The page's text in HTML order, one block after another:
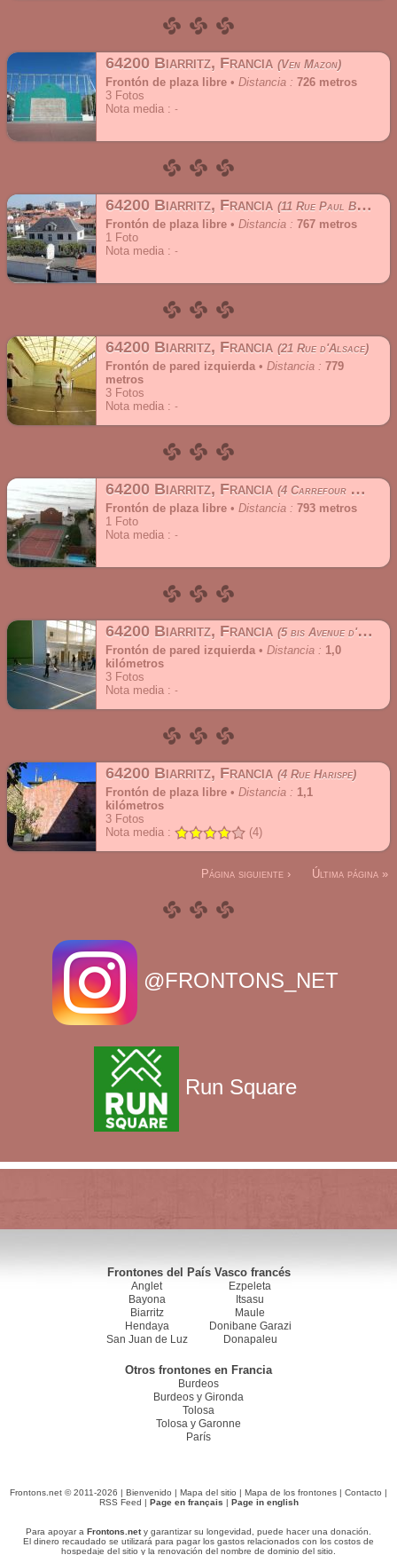
64200 Biarritz, Francia Ven Mazon
Frontón de plaza libre • Distancia : 726 metros
3 Fotos
Nota media :
64200 Biarritz, Francia 11 Rue Paul Bert
Frontón de plaza libre • Distancia : 767 metros
1 Foto
Nota media :
64200 Biarritz, Francia 21 Rue d'Alsace
Frontón de pared izquierda • Distancia : 779
metros
3 Fotos
Nota media :
64200 Biarritz, Francia 4 Carrefour Helianthe
Frontón de plaza libre • Distancia : 793 metros
1 Foto
Nota media :
64200 Biarritz, Francia 5 bis Avenue d'Etienne
Frontón de pared izquierda • Distancia : 1,0
kilómetros
3 Fotos
Nota media :
64200 Biarritz, Francia 4 Rue Harispe
Frontón de plaza libre • Distancia : 1,1
kilómetros
3 Fotos
Nota media :
(4)
Última página »
Página siguiente ›
@FRONTONS_NET
Run Square
Frontones del País Vasco francés
Anglet
Bayona
Biarritz
Hendaya
San Juan de Luz
Ezpeleta
Itsasu
Maule
Donibane Garazi
Donapaleu
Otros frontones en Francia
Burdeos
Burdeos y Gironda
Tolosa
Tolosa y Garonne
París
Frontons.net © 2011-2026 | Bienvenido | Mapa del sitio | Mapa de los frontones | Contacto |
RSS Feed | Page en français | Page in english
Para apoyar a Frontons.nety garantizar su longevidad, puede hacer una donación.
El dinero recaudado se utilizará para pagar los gastos relacionados con los costos de
hospedaje del sitio y la renovación del nombre de dominio del sitio.